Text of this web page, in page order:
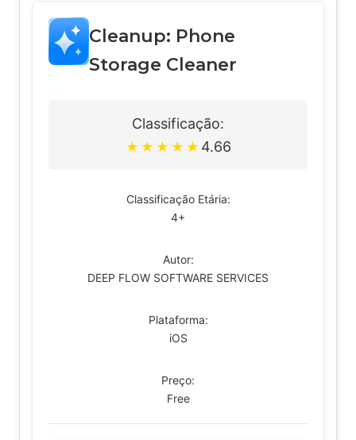
Cleanup: Phone
Storage Cleaner
Classificação:
★ ★ ★ ★ ★ 4.66
Classificação Etária:
4+
Autor:
DEEP FLOW SOFTWARE SERVICES
Plataforma:
iOS
Preço:
Free